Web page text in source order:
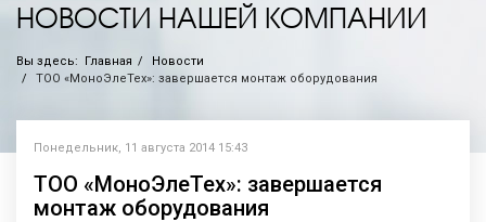
НОВОСТИ НАШЕЙ КОМПАНИИ
Вы здесь: Главная
Новости
ТОО «МоноЭлеТех»: завершается монтаж оборудования
Понедельник, 11 августа 2014 15:43
ТОО «МоноЭлеТех»: завершается
монтаж оборудования